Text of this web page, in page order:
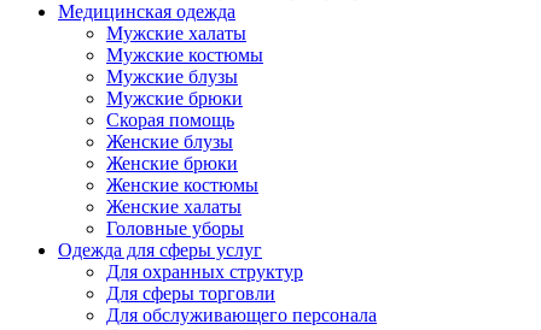
Медицинская одежда
Мужские халаты
Мужские костюмы
Мужские блузы
Мужские брюки
Скорая помощь
Женские блузы
Женские брюки
Женские костюмы
Женские халаты
Головные уборы
Одежда для сферы услуг
Для охранных структур
Для сферы торговли
Для обслуживающего персонала